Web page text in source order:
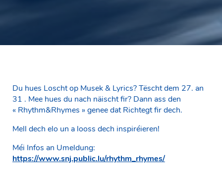
Du hues Loscht op Musek & Lyrics? Tëscht dem 27. an
31 . Mee hues du nach näischt fir? Dann ass den
« Rhythm&Rhymes » genee dat Richtegt fir dech.
Mell dech elo un a looss dech inspiréieren!
Méi Infos an Umeldung:
https://www.snj.public.lu/rhythm_rhymes/